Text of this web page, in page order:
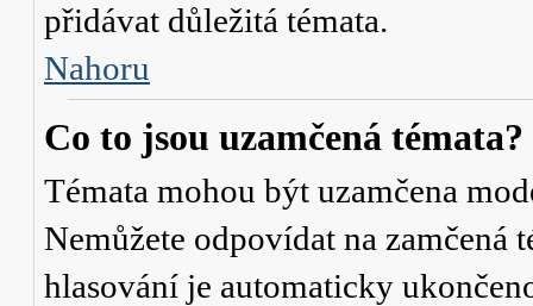
přidávat důležitá témata.
Nahoru
Co to jsou uzamčená témata?
Témata mohou být uzamčena
Nemůžete odpovídat na zamčená
hlasování je automaticky